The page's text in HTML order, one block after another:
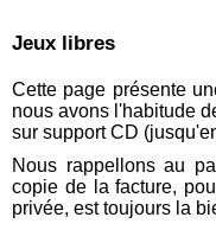
et
Logiciels
Libres
Accueil
Jeux libres
Cette page présente
nous avons l'habitude
sur support CD
Nous rappellons au
copie de la facture,
privée, est toujours la